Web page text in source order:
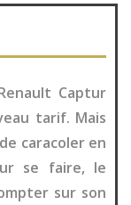
Captur
tarif. Mais
caracoler en
se faire, le
sur son